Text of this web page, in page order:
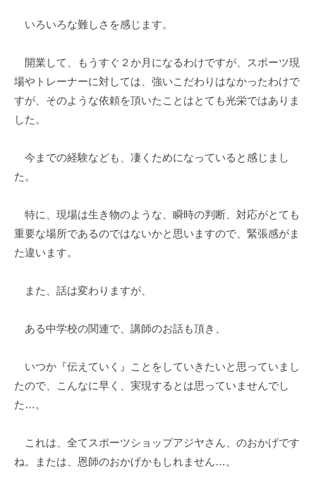
j
いろいろな難しさを感じます。
開業して、もうすぐ２か月になるわけですが、スポーツ現
場やトレーナーに対しては、強いこだわりはなかったわけで
すが、そのような依頼を頂いたことはとても光栄ではありま
した。
今までの経験なども、凄くためになっていると感じまし
た。
特に、現場は生き物のような、瞬時の判断、対応がとても
重要な場所であるのではないかと思いますので、緊張感がま
た違います。
また、話は変わりますが、
ある中学校の関連で、講師のお話も頂き、
いつか『伝えていく』ことをしていきたいと思っていまし
たので、こんなに早く、実現するとは思っていませんでし
た…。
これは、全てスポーツショップアジヤさん、のおかげです
ね。または、恩師のおかげかもしれません…。